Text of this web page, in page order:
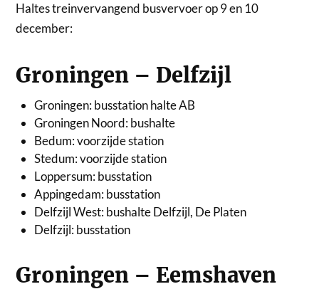
Haltes treinvervangend busvervoer op 9 en 10
december:
Groningen – Delfzijl
Groningen: busstation halte AB
Groningen Noord: bushalte
Bedum: voorzijde station
Stedum: voorzijde station
Loppersum: busstation
Appingedam: busstation
Delfzijl West: bushalte Delfzijl, De Platen
Delfzijl: busstation
Groningen – Eemshaven